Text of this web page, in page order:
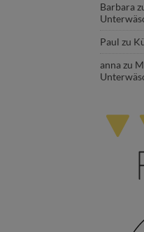
Barbara
Paul zu
anna zu